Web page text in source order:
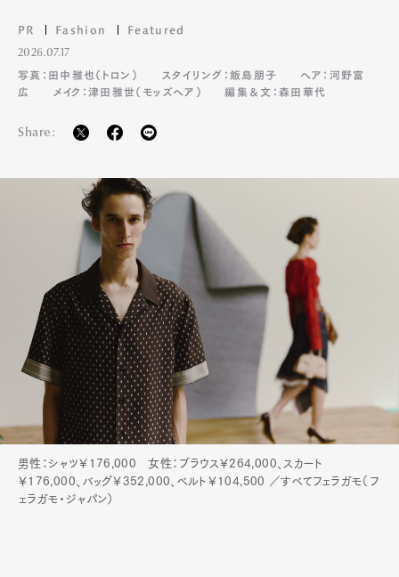
PR Fashion Featured
2026.07.17
写真：田中雅也（トロン）
スタイリング：飯島朋子
ヘア：河野富
広
メイク：津田雅世（モッズヘア） 編集＆文：森田華代
Share:
男性：シャツ￥176,000 女性：ブラウス￥264,000、スカート
￥176,000、バッグ￥352,000、ベルト￥104,500 ／すべてフェラガモ（フ
ェラガモ・ジャパン）